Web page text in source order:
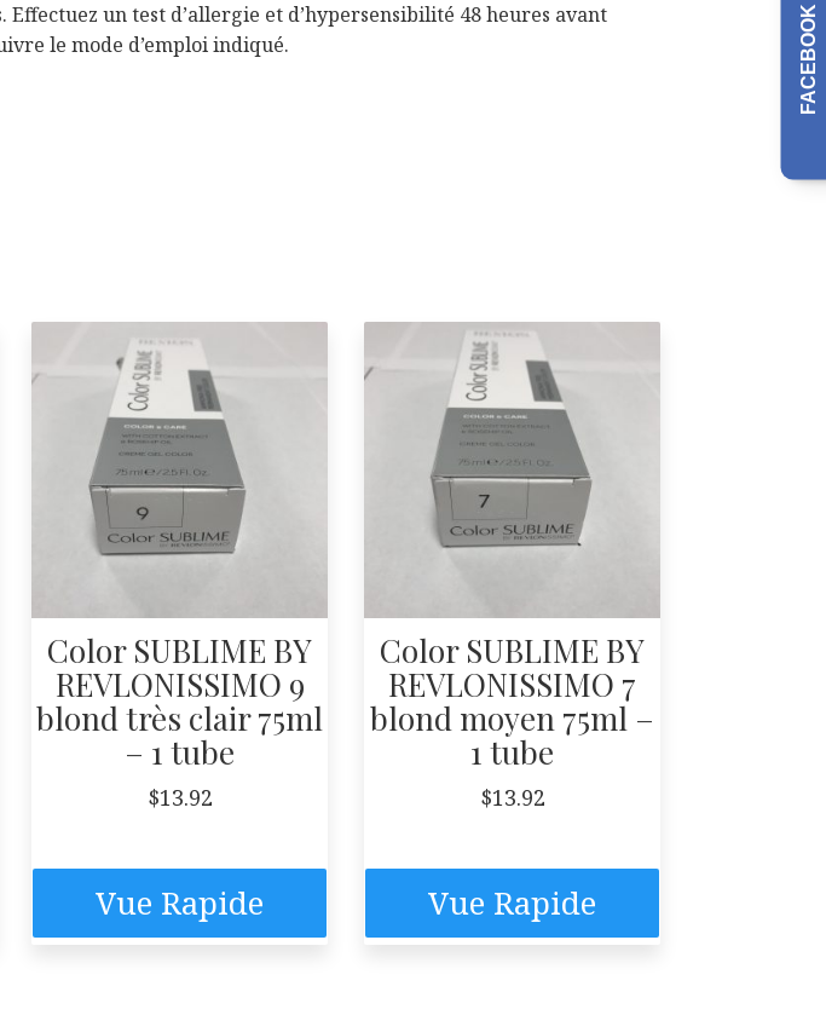
un test d’allergie et d’hypersensibilité 48 heures avant
le mode d’emploi indiqué.
Color SUBLIME BY
REVLONISSIMO 9
blond très clair 75ml
– 1 tube
$13.92
Vue Rapide
Color SUBLIME BY
REVLONISSIMO 7
blond moyen 75ml –
1 tube
$13.92
Vue Rapide
FACEBOOK